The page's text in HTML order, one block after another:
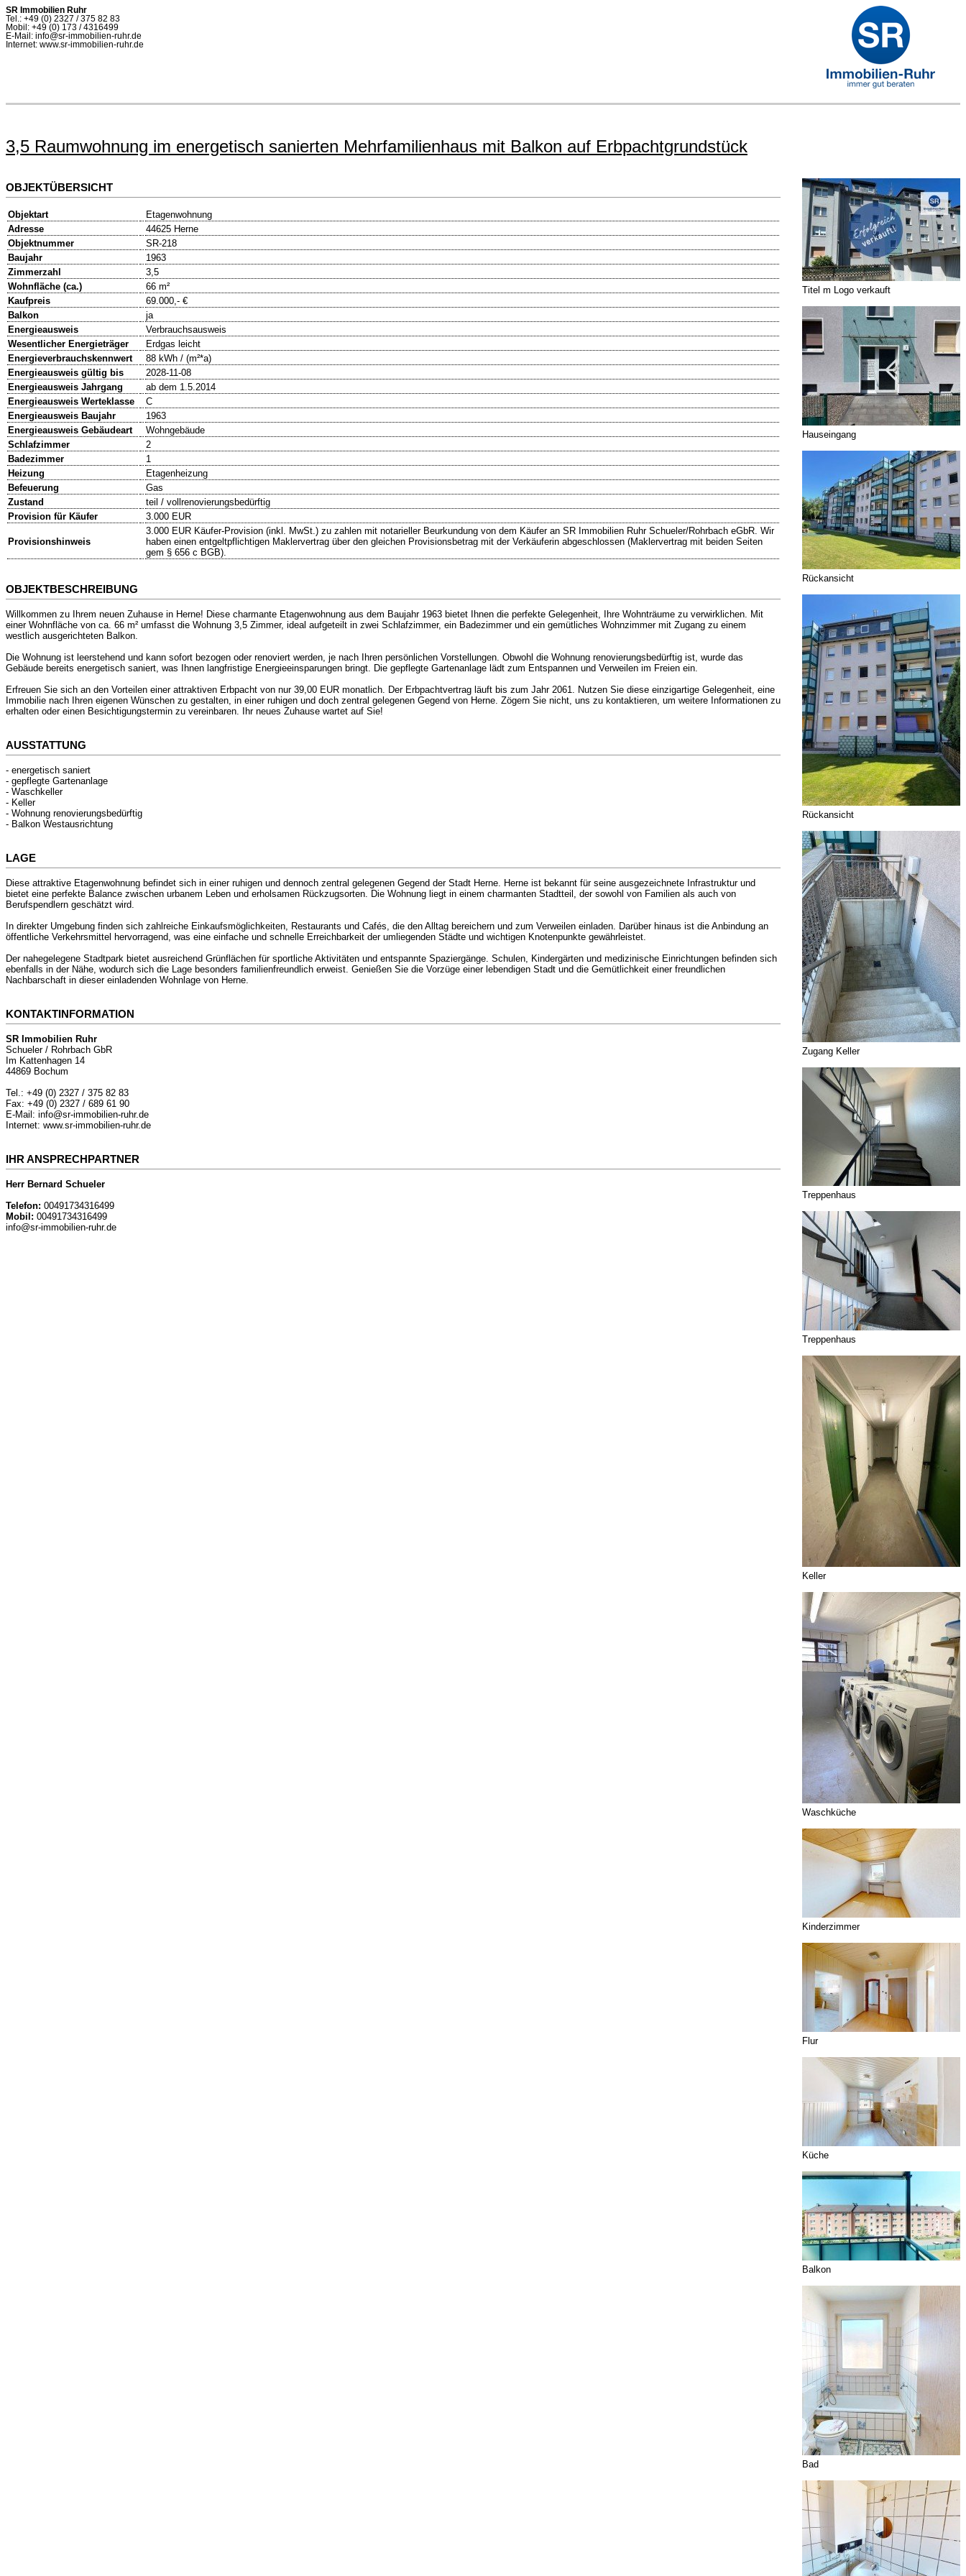
SR Immobilien Ruhr
Tel.: +49 (0) 2327 / 375 82 83
Mobil: +49 (0) 173 / 4316499
E-Mail: info@sr-immobilien-ruhr.de
Internet: www.sr-immobilien-ruhr.de
3,5 Raumwohnung im energetisch sanierten Mehrfamilienhaus mit Balkon auf Erbpachtgrundstück
OBJEKTÜBERSICHT
Objektart
Etagenwohnung
Adresse
44625 Herne
Objektnummer
SR-218
Baujahr
1963
Zimmerzahl
3,5
Wohnfläche (ca.)
66 m²
Kaufpreis
69.000,- €
Balkon
ja
Energieausweis
Verbrauchsausweis
Wesentlicher Energieträger
Erdgas leicht
Energieverbrauchskennwert
88 kWh / (m²*a)
Energieausweis gültig bis
2028-11-08
Energieausweis Jahrgang
ab dem 1.5.2014
Energieausweis Werteklasse
C
Energieausweis Baujahr
1963
Energieausweis Gebäudeart
Wohngebäude
Schlafzimmer
2
Badezimmer
1
Heizung
Etagenheizung
Befeuerung
Gas
Zustand
teil / vollrenovierungsbedürftig
Provision für Käufer
3.000 EUR
Provisionshinweis
3.000 EUR Käufer-Provision (inkl. MwSt.) zu zahlen mit notarieller Beurkundung von dem Käufer an SR Immobilien Ruhr Schueler/Rohrbach eGbR. Wir
haben einen entgeltpflichtigen Maklervertrag über den gleichen Provisionsbetrag mit der Verkäuferin abgeschlossen (Maklervertrag mit beiden Seiten
gem § 656 c BGB).
OBJEKTBESCHREIBUNG
Willkommen zu Ihrem neuen Zuhause in Herne! Diese charmante Etagenwohnung aus dem Baujahr 1963 bietet Ihnen die perfekte Gelegenheit, Ihre Wohnträume zu verwirklichen. Mit
einer Wohnfläche von ca. 66 m² umfasst die Wohnung 3,5 Zimmer, ideal aufgeteilt in zwei Schlafzimmer, ein Badezimmer und ein gemütliches Wohnzimmer mit Zugang zu einem
westlich ausgerichteten Balkon.
Die Wohnung ist leerstehend und kann sofort bezogen oder renoviert werden, je nach Ihren persönlichen Vorstellungen. Obwohl die Wohnung renovierungsbedürftig ist, wurde das
Gebäude bereits energetisch saniert, was Ihnen langfristige Energieeinsparungen bringt. Die gepflegte Gartenanlage lädt zum Entspannen und Verweilen im Freien ein.
Erfreuen Sie sich an den Vorteilen einer attraktiven Erbpacht von nur 39,00 EUR monatlich. Der Erbpachtvertrag läuft bis zum Jahr 2061. Nutzen Sie diese einzigartige Gelegenheit, eine
Immobilie nach Ihren eigenen Wünschen zu gestalten, in einer ruhigen und doch zentral gelegenen Gegend von Herne. Zögern Sie nicht, uns zu kontaktieren, um weitere Informationen zu
erhalten oder einen Besichtigungstermin zu vereinbaren. Ihr neues Zuhause wartet auf Sie!
AUSSTATTUNG
- energetisch saniert
- gepflegte Gartenanlage
- Waschkeller
- Keller
- Wohnung renovierungsbedürftig
- Balkon Westausrichtung
LAGE
Diese attraktive Etagenwohnung befindet sich in einer ruhigen und dennoch zentral gelegenen Gegend der Stadt Herne. Herne ist bekannt für seine ausgezeichnete Infrastruktur und
bietet eine perfekte Balance zwischen urbanem Leben und erholsamen Rückzugsorten. Die Wohnung liegt in einem charmanten Stadtteil, der sowohl von Familien als auch von
Berufspendlern geschätzt wird.
In direkter Umgebung finden sich zahlreiche Einkaufsmöglichkeiten, Restaurants und Cafés, die den Alltag bereichern und zum Verweilen einladen. Darüber hinaus ist die Anbindung an
öffentliche Verkehrsmittel hervorragend, was eine einfache und schnelle Erreichbarkeit der umliegenden Städte und wichtigen Knotenpunkte gewährleistet.
Der nahegelegene Stadtpark bietet ausreichend Grünflächen für sportliche Aktivitäten und entspannte Spaziergänge. Schulen, Kindergärten und medizinische Einrichtungen befinden sich
ebenfalls in der Nähe, wodurch sich die Lage besonders familienfreundlich erweist. Genießen Sie die Vorzüge einer lebendigen Stadt und die Gemütlichkeit einer freundlichen
Nachbarschaft in dieser einladenden Wohnlage von Herne.
KONTAKTINFORMATION
SR Immobilien Ruhr
Schueler / Rohrbach GbR
Im Kattenhagen 14
44869 Bochum
Tel.: +49 (0) 2327 / 375 82 83
Fax: +49 (0) 2327 / 689 61 90
E-Mail: info@sr-immobilien-ruhr.de
Internet: www.sr-immobilien-ruhr.de
IHR ANSPRECHPARTNER
Herr Bernard Schueler
Telefon: 00491734316499
Mobil: 00491734316499
info@sr-immobilien-ruhr.de
Titel m Logo verkauft
Hauseingang
Rückansicht
Rückansicht
Zugang Keller
Treppenhaus
Treppenhaus
Keller
Waschküche
Kinderzimmer
Flur
Küche
Balkon
Bad